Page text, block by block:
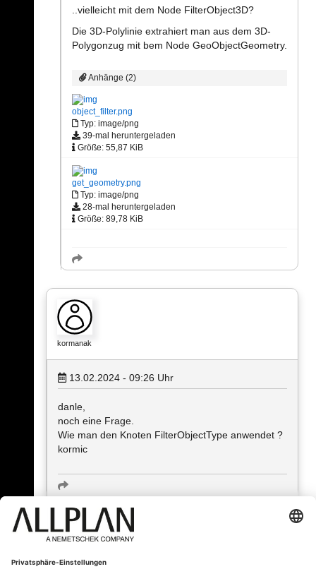
..vielleicht mit dem Node FilterObject3D?
Die 3D-Polylinie extrahiert man aus dem 3D-
Polygonzug mit bem Node GeoObjectGeometry.
Anhänge (2)
object_filter.png
Typ: image/png
39-mal heruntergeladen
Größe: 55,87 KiB
get_geometry.png
Typ: image/png
28-mal heruntergeladen
Größe: 89,78 KiB
kormanak
13.02.2024 - 09:26 Uhr
danle,
noch eine Frage.
Wie man den Knoten FilterObjectType anwendet ?
kormic
« Zurück